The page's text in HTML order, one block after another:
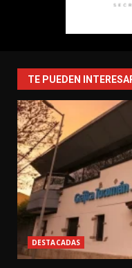
TE PUEDEN
DESTACADAS